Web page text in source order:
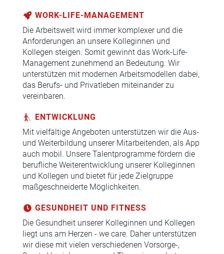
WORK-LIFE-MANAGEMENT
Die Arbeitswelt wird immer komplexer und die
Anforderungen an unsere Kolleginnen und
Kollegen steigen. Somit gewinnt das Work-Life-
Management zunehmend an Bedeutung. Wir
unterstützen mit modernen Arbeitsmodellen dabei,
das Berufs- und Privatleben miteinander zu
vereinbaren.
ENTWICKLUNG
Mit vielfältige Angeboten unterstützen wir die Aus-
und Weiterbildung unserer Mitarbeitenden, als App
auch mobil. Unsere Talentprogramme fördern die
berufliche Weiterentwicklung unserer Kolleginnen
und Kollegen und bietet für jede Zielgruppe
maßgeschneiderte Möglichkeiten.
GESUNDHEIT UND FITNESS
Die Gesundheit unserer Kolleginnen und Kollegen
liegt uns am Herzen - we care. Daher unterstützen
wir diese mit vielen verschiedenen Vorsorge-,